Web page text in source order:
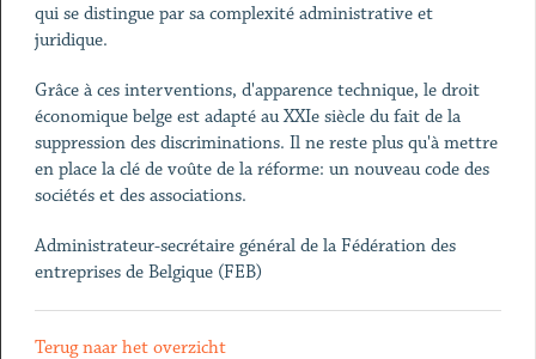
qui se distingue par sa complexité administrative et
juridique.
Grâce à ces interventions, d'apparence technique, le droit
économique belge est adapté au XXIe siècle du fait de la
suppression des discriminations. Il ne reste plus qu'à mettre
en place la clé de voûte de la réforme: un nouveau code des
sociétés et des associations.
Administrateur-secrétaire général de la Fédération des
entreprises de Belgique (FEB)
Terug naar het overzicht